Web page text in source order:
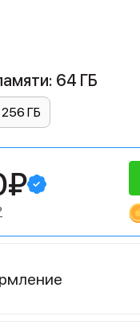
64 ГБ
256 ГБ